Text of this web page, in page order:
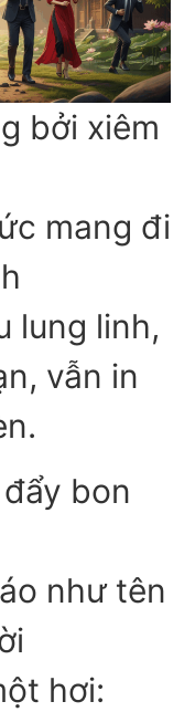
bởi xiêm
mang đi
lung linh,
vẫn in
bon
như tên
hơi: